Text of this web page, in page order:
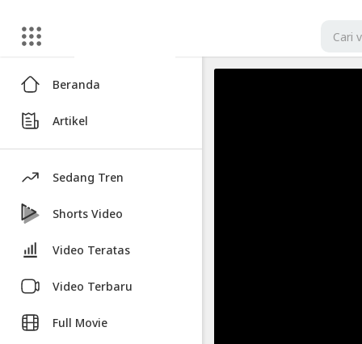
Artikel
Aku
Pergi
Ke
Korea
Selatan
Agar
Menjadi
Cantik
Video
Aku
Beranda
Artikel
Sedang Tren
Shorts Video
Video Teratas
Video Terbaru
Full Movie